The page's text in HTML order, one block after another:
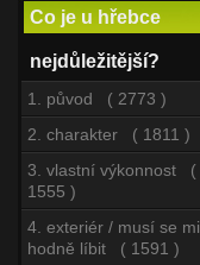
Co je u hřebce
nejdůležitější?
1. původ ( 2773 )
2. charakter ( 1811 )
3. vlastní výkonnost (
1555 )
4. exteriér / musí se mi
hodně líbit ( 1591 )